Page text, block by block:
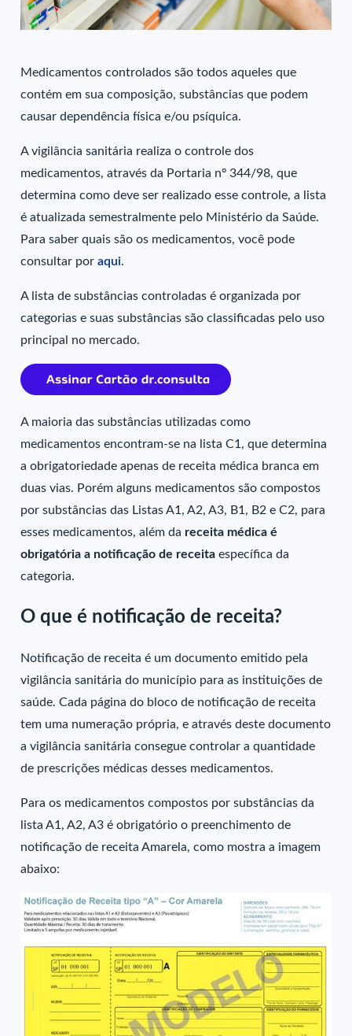
Medicamentos controlados são todos aqueles que
contém em sua composição, substâncias que podem
causar dependência física e/ou psíquica.
A vigilância sanitária realiza o controle dos
medicamentos, através da Portaria nº 344/98, que
determina como deve ser realizado esse controle, a lista
é atualizada semestralmente pelo Ministério da Saúde.
Para saber quais são os medicamentos, você pode
consultar poraqui.
A lista de substâncias controladas é organizada por
categorias e suas substâncias são classificadas pelo uso
principal no mercado.
A maioria das substâncias utilizadas como
medicamentos encontram-se na lista C1, que determina
a obrigatoriedade apenas de receita médica branca em
duas vias. Porém alguns medicamentos são compostos
por substâncias das Listas A1, A2, A3, B1, B2 e C2, para
esses medicamentos, além da receita médica é
obrigatória a notificação de receita específica da
categoria.
O que é notificação de receita?
Notificação de receita é um documento emitido pela
vigilância sanitária do município para as instituições de
saúde. Cada página do bloco de notificação de receita
tem uma numeração própria, e através deste documento
a vigilância sanitária consegue controlar a quantidade
de prescrições médicas desses medicamentos.
Para os medicamentos compostos por substâncias da
lista A1, A2, A3 é obrigatório o preenchimento de
notificação de receita Amarela, como mostra a imagem
abaixo: